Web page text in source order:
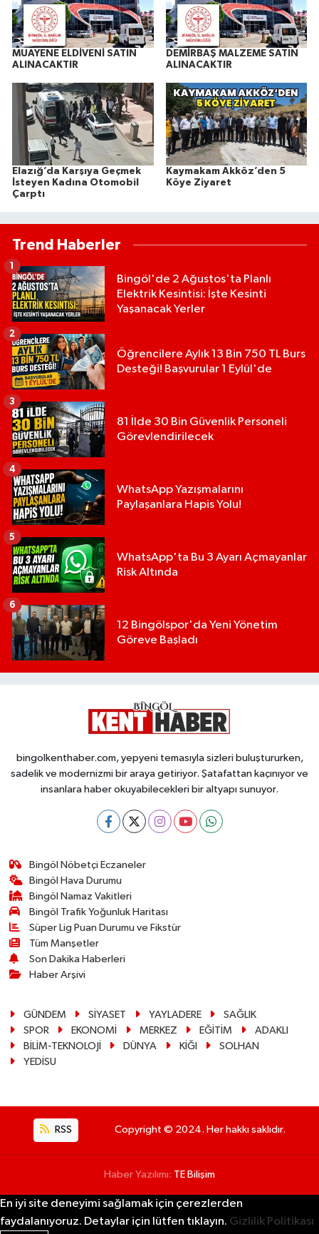
MUAYENE ELDİVENİ SATIN
ALINACAKTIR
DEMİRBAŞ MALZEME SATIN
ALINACAKTIR
Elazığ’da Karşıya Geçmek
İsteyen Kadına Otomobil
Çarptı
Kaymakam Akköz’den 5
Köye Ziyaret
Trend Haberler
Bingöl'de 2 Ağustos'ta Planlı
Elektrik Kesintisi: İşte Kesinti
Yaşanacak Yerler
1
Öğrencilere Aylık 13 Bin 750 TL Burs
Desteği! Başvurular 1 Eylül'de
2
81 İlde 30 Bin Güvenlik Personeli
Görevlendirilecek
3
WhatsApp Yazışmalarını
Paylaşanlara Hapis Yolu!
4
WhatsApp'ta Bu 3 Ayarı Açmayanlar
Risk Altında
5
12 Bingölspor'da Yeni Yönetim
Göreve Başladı
6
bingolkenthaber.com, yepyeni temasıyla sizleri buluştururken,
sadelik ve modernizmi bir araya getiriyor. Şatafattan kaçınıyor ve
insanlara haber okuyabilecekleri bir altyapı sunuyor.
Bingöl Nöbetçi Eczaneler
Bingöl Hava Durumu
Bingöl Namaz Vakitleri
Bingöl Trafik Yoğunluk Haritası
Süper Lig Puan Durumu ve Fikstür
Tüm Manşetler
Son Dakika Haberleri
Haber Arşivi
GÜNDEM SİYASET YAYLADERE
SAĞLIK
SPOR
EKONOMİ MERKEZ EĞİTİM
ADAKLI
BİLİM-TEKNOLOJİ
DÜNYA KİĞI
SOLHAN
YEDİSU
RSS Copyright © 2024. Her hakkı saklıdır.
Haber Yazılımı: TE Bilişim
En iyi site deneyimi sağlamak için çerezlerden
faydalanıyoruz. Detaylar için lütfen tıklayın. Gizlilik Politikası